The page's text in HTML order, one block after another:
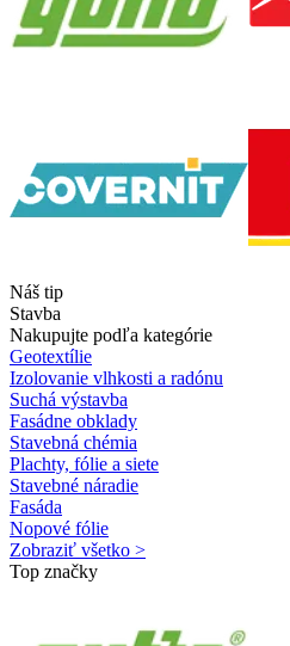
Náš tip
Stavba
Nakupujte podľa kategórie
Geotextílie
Izolovanie vlhkosti a radónu
Suchá výstavba
Fasádne obklady
Stavebná chémia
Plachty, fólie a siete
Stavebné náradie
Fasáda
Nopové fólie
Zobraziť všetko >
Top značky